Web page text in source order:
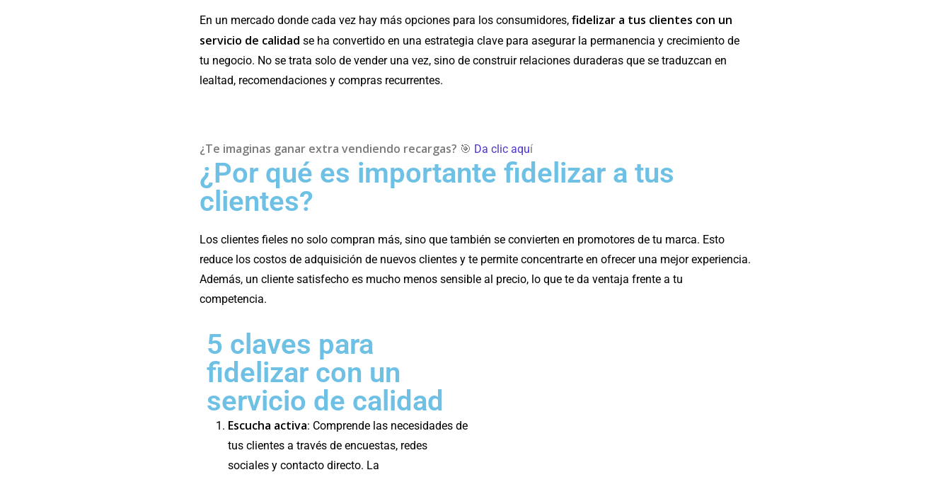
En un mercado donde cada vez hay más opciones para los consumidores, fidelizar a tus clientes con un
servicio de calidad se ha convertido en una estrategia clave para asegurar la permanencia y crecimiento de
tu negocio. No se trata solo de vender una vez, sino de construir relaciones duraderas que se traduzcan en
lealtad, recomendaciones y compras recurrentes.
¿Te imaginas ganar extra vendiendo recargas? 🎯 Da clic aquí
¿Por qué es importante fidelizar a tus
clientes?
Los clientes fieles no solo compran más, sino que también se convierten en promotores de tu marca. Esto
reduce los costos de adquisición de nuevos clientes y te permite concentrarte en ofrecer una mejor experiencia.
Además, un cliente satisfecho es mucho menos sensible al precio, lo que te da ventaja frente a tu
competencia.
5 claves para
fidelizar con un
servicio de calidad
Escucha activa: Comprende las necesidades de
tus clientes a través de encuestas, redes
sociales y contacto directo. La